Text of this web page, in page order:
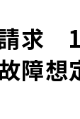
請求
障想